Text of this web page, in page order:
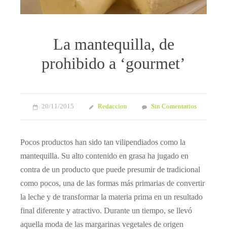
La mantequilla, de
prohibido a ‘gourmet’
20/11/2015 Redaccion Sin Comentarios
Pocos productos han sido tan vilipendiados como la
mantequilla. Su alto contenido en grasa ha jugado en
contra de un producto que puede presumir de tradicional
como pocos, una de las formas más primarias de convertir
la leche y de transformar la materia prima en un resultado
final diferente y atractivo. Durante un tiempo, se llevó
aquella moda de las margarinas vegetales de origen